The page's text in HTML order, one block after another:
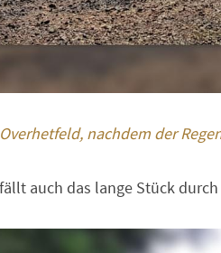
nachdem der
auch das lange Stück